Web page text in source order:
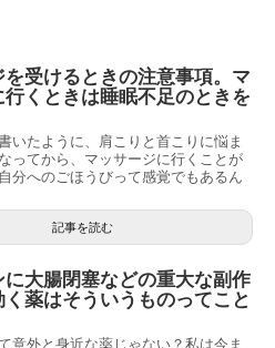
を受けるときの注意事項。マ
行くときは睡眠不足のときを
いたように、肩こりと首こりに悩ま
ってから、マッサージに行くことが
分へのごほうびって感覚でもあるん
記事を読む
に大腸閉塞などの重大な副作
薬はそういうものってこと
意外と身近な薬じゃない？私は今ま